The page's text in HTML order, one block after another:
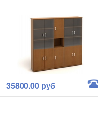
35800.00 руб